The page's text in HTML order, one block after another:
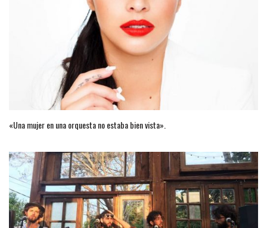
«Una mujer en una orquesta no estaba bien vista».